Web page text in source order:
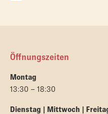
Öffnungszeiten
Montag
13:30 – 18:30
Dienstag | Mittwoch |